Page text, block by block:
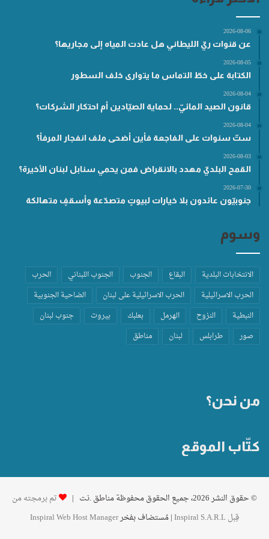
2026-08-06
عن قنوات ريّ الليطاني هل عادت المياه إلى مجاريها؟
2026-08-05
الكتابة على خطّ التماس ما يتوارى خلف السطور
2026-08-04
قانون الصيد المائيّ.. لحماية الصيّادين أم احتكار الشركات؟
2026-08-04
ستّ سنوات على الفاجعة فأين أضحى ملف انفجار المرفأ؟
2026-08-03
القمح البلديّ مهدد بالانقراض فمن يحمي سنابل لبنان الأخيرة؟
2026-07-30
جنوبيّون عائدون بلا خيارات لبيوتٍ متصدّعة وأسقفٍ متهالكة
وسوم
الانتخابات البلدية البقاع الجنوب الجنوب اللبناني
الحرب
الحرب الاسرائيلية
الحرب الاسرائيلية على لبنان
الضاحية الجنوبية
النبطية
النزوح الهرمل بعلبك بيروت
جنوب لبنان
صور
طرابلس لبنان مناطق
من نحن؟
كتّاب الموقع
© حقوق النشر 2026، جميع الحقوق محفوظة مناطق .نت |
تم برمجته من
قِبل Inspiral S.A.R.L
| مُستضاف بفخرInspiral Web Host Manager